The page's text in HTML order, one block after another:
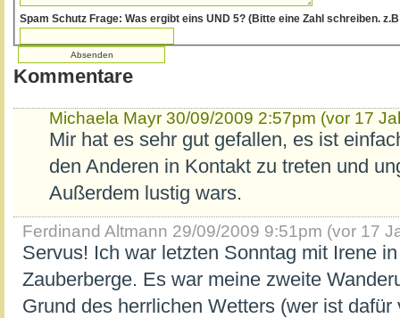
Spam Schutz Frage: Was ergibt eins UND 5? (Bitte eine Zahl
Kommentare
Michaela Mayr 30/09/2009 2:57pm (vor 17
Mir hat es sehr gut gefallen, es ist
den Anderen in Kontakt zu treten und
Außerdem lustig wars.
Ferdinand Altmann 29/09/2009 9:51pm (vor 17
Servus! Ich war letzten Sonntag mit Irene
Zauberberge. Es war meine zweite
Grund des herrlichen Wetters (wer ist